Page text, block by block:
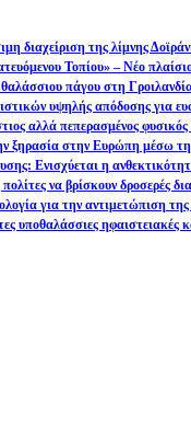
διαχείριση της λίμνης
Τοπίου» – Νέο
πάγου στη
υψηλής απόδοσης για
αλλά πεπερασμένος φυσικός
ξηρασία στην Ευρώπη μέσω
Ενισχύεται η
να βρίσκουν δροσερές
για την αντιμετώπιση
υποθαλάσσιες ηφαιστειακές